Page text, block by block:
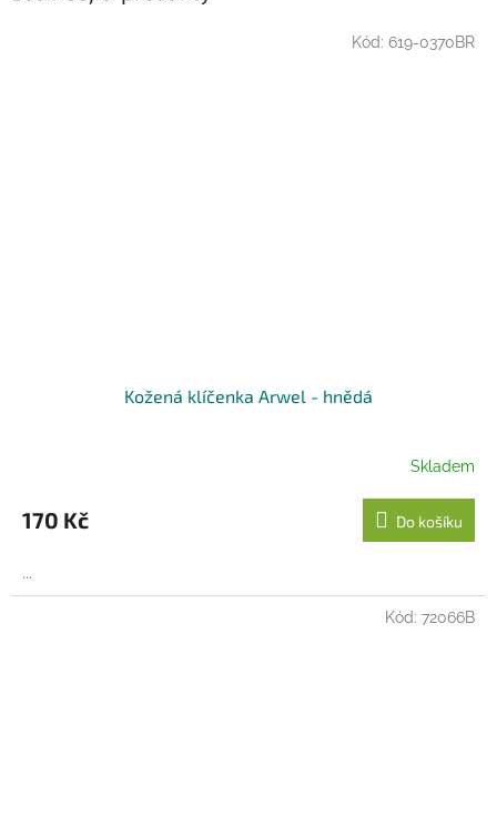
Kožená klíčenka Arwel - hnědá
Skladem
170 Kč Do košíku
...
Kód: 619-0370BR
Kód: 72066B